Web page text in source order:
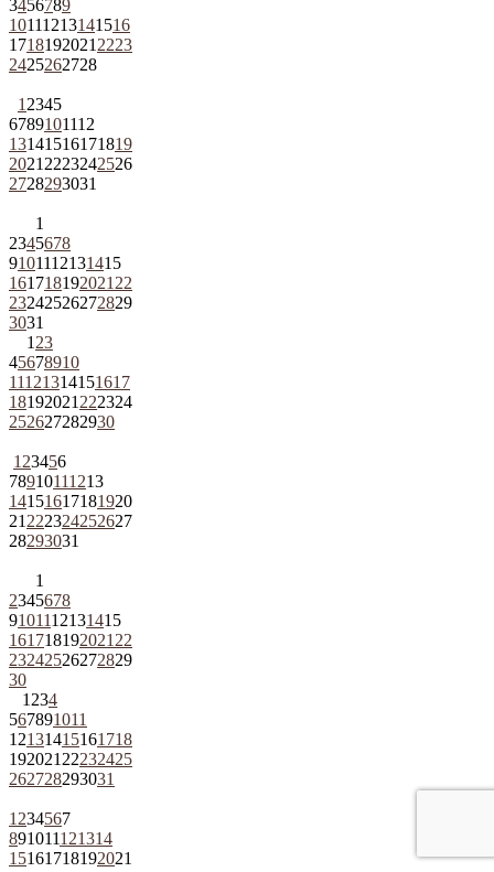
3456789
10111213141516
1718192021 2223
2425262728
1 2345
6789101112
13141516171819
2021 2223242526
2728293031
1
2345678
9101112131415
161718192021 22
23242526272829
3031
1 23
45678910
11121314151617
18192021 222324
252627282930
1 23456
78910111213
14151617181920
21 222324252627
28293031
1
2345678
9101112131415
161718192021 22
23242526272829
30
1 234
567891011
12131415161718
192021 22232425
262728293031
1 234567
891011121314
15161718192021